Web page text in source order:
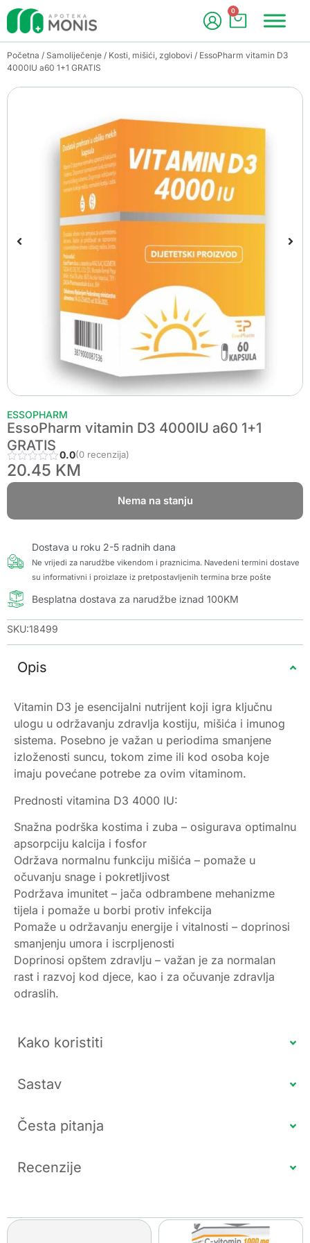
0
Početna / Samoliječenje / Kosti, mišići, zglobovi / EssoPharm vitamin D3
4000IU a60 1+1 GRATIS
ESSOPHARM
EssoPharm vitamin D3 4000IU a60 1+1
GRATIS
0.0(0 recenzija)
20.45 KM
Nema na stanju
Dostava u roku 2-5 radnih dana
Ne vrijedi za narudžbe vikendom i praznicima. Navedeni termini dostave
su informativni i proizlaze iz pretpostavljenih termina brze pošte
Besplatna dostava za narudžbe iznad 100KM
SKU:18499
Opis
Vitamin D3 je esencijalni nutrijent koji igra ključnu
ulogu u održavanju zdravlja kostiju, mišića i imunog
sistema. Posebno je važan u periodima smanjene
izloženosti suncu, tokom zime ili kod osoba koje
imaju povećane potrebe za ovim vitaminom.
Prednosti vitamina D3 4000 IU:
Snažna podrška kostima i zuba – osigurava optimalnu
apsorpciju kalcija i fosfor
Održava normalnu funkciju mišića – pomaže u
očuvanju snage i pokretljivost
Podržava imunitet – jača odbrambene mehanizme
tijela i pomaže u borbi protiv infekcija
Pomaže u održavanju energije i vitalnosti – doprinosi
smanjenju umora i iscrpljenosti
Doprinosi opštem zdravlju – važan je za normalan
rast i razvoj kod djece, kao i za očuvanje zdravlja
odraslih.
Kako koristiti
Sastav
Česta pitanja
Recenzije